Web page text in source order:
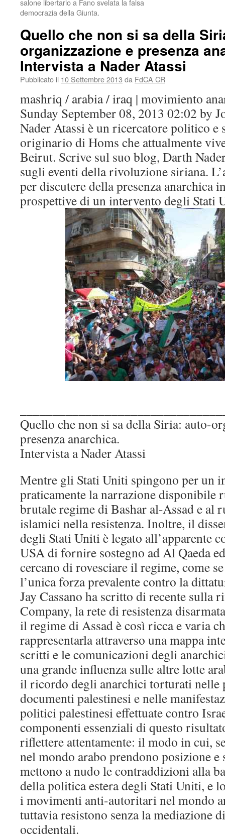
salone libertario a Fano svelata la falsa
democrazia della Giunta.
Quello che non si sa della
organizzazione e presenza
Intervista a Nader Atassi
Pubblicato il 10 Settembre 2013 da FdCA CR
mashriq / arabia / iraq | movimiento
Sunday September 08, 2013 02:02 by
Nader Atassi è un ricercatore politico
originario di Homs che attualmente
Beirut. Scrive sul suo blog, Darth
sugli eventi della rivoluzione siriana.
per discutere della presenza anarchica
prospettive di un intervento degli Stati
Quello che non si sa della Siria: auto-
presenza anarchica.
Intervista a Nader Atassi
Mentre gli Stati Uniti spingono per un
praticamente la narrazione disponibile
brutale regime di Bashar al-Assad e al
islamici nella resistenza. Inoltre, il
degli Stati Uniti è legato all’apparente
USA di fornire sostegno ad Al Qaeda
cercano di rovesciare il regime, come
l’unica forza prevalente contro la
Jay Cassano ha scritto di recente sulla
Company, la rete di resistenza
il regime di Assad è così ricca e varia
rappresentarla attraverso una mappa
scritti e le comunicazioni degli
una grande influenza sulle altre lotte
il ricordo degli anarchici torturati
documenti palestinesi e nelle
politici palestinesi effettuate contro
componenti essenziali di questo
riflettere attentamente: il modo in cui,
nel mondo arabo prendono posizione
mettono a nudo le contraddizioni alla
della politica estera degli Stati Uniti, e
i movimenti anti-autoritari nel mondo
tuttavia resistono senza la mediazione
occidentali.